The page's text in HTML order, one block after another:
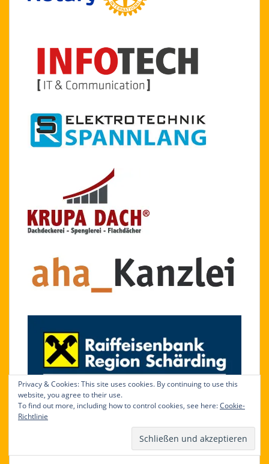
Privacy & Cookies: This site uses cookies. By continuing to use this
website, you agree to their use.
To find out more, including how to control cookies, see here:Cookie-
Richtlinie